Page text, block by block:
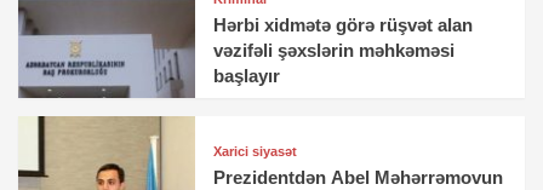
Hərbi xidmətə görə rüşvət alan
vəzifəli şəxslərin məhkəməsi
başlayır
Xarici siyasət
Prezidentdən Abel Məhərrəmovun